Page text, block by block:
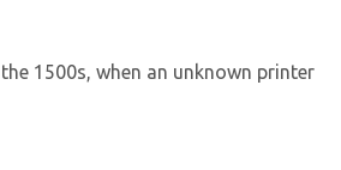
1500s, when an unknown printer